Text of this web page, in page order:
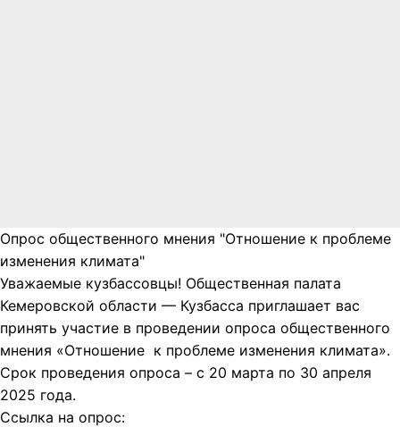
Опрос общественного мнения "Отношение к проблеме
изменения климата"
Уважаемые кузбассовцы! Общественная палата
Кемеровской области — Кузбасса приглашает вас
принять участие в проведении опроса общественного
мнения «Отношение к проблеме изменения климата».
Срок проведения опроса – с 20 марта по 30 апреля
2025 года.
Ссылка на опрос: